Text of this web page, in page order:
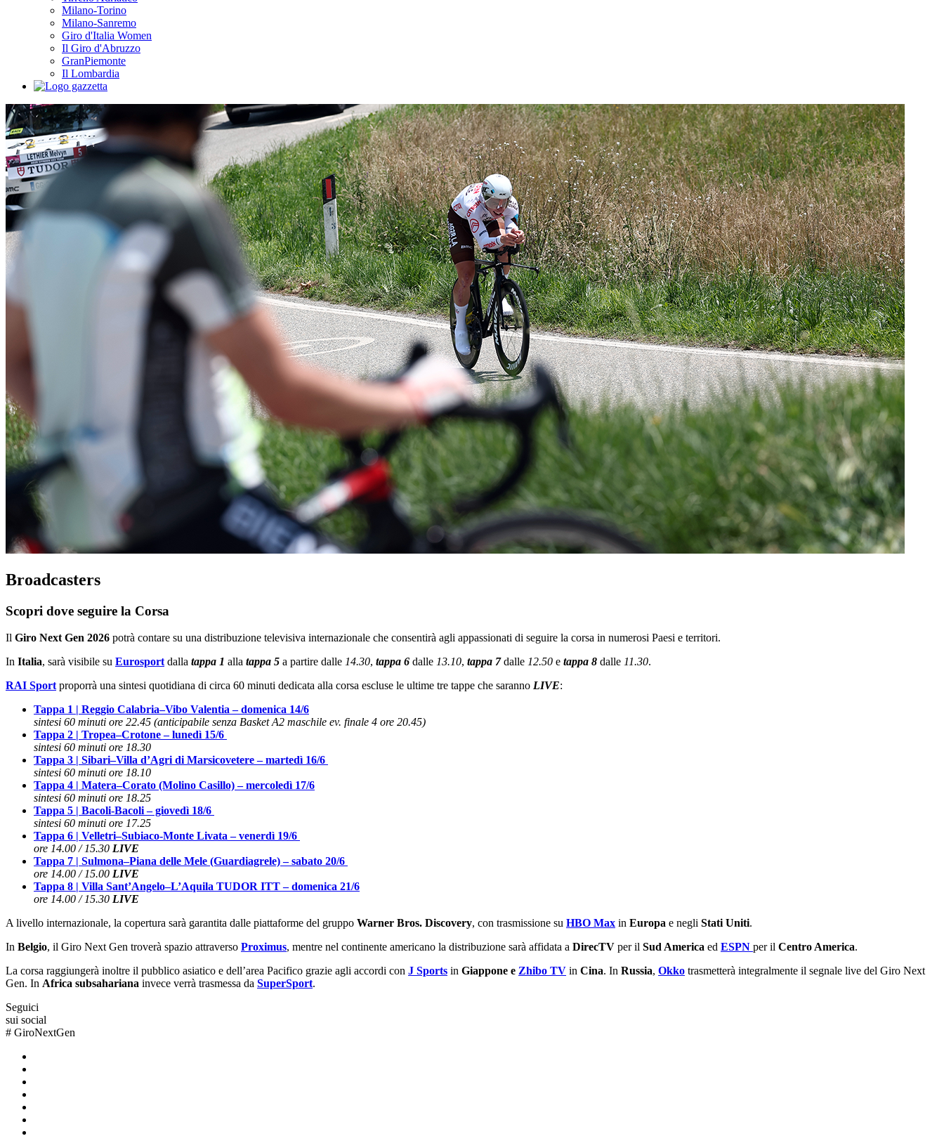
Milano-Torino
Milano-Sanremo
Giro d'Italia Women
Il Giro d'Abruzzo
GranPiemonte
Il Lombardia
Broadcasters
Scopri dove seguire la Corsa
Il Giro Next Gen 2026 potrà contare su una distribuzione televisiva internazionale che consentirà agli appassionati di seguire la corsa in numerosi Paesi e territori.
In Italia, sarà visibile su Eurosportdalla tappa 1 alla tappa 5 a partire dalle 14.30, tappa 6 dalle 13.10, tappa 7dalle 12.50 e tappa 8 dalle 11.30.
RAI Sportproporrà una sintesi quotidiana di circa 60 minuti dedicata alla corsa escluse le ultime tre tappe che saranno LIVE:
Tappa 1 | Reggio Calabria–Vibo Valentia– domenica 14/6
sintesi 60 minuti ore 22.45 (anticipabile senza Basket A2 maschile ev. finale 4 ore 20.45)
Tappa 2 | Tropea–Crotone– lunedì 15/6
sintesi 60 minuti ore 18.30
Tappa 3 | Sibari–Villa d’Agri di Marsicovetere– martedì 16/6
sintesi 60 minuti ore 18.10
Tappa 4 | Matera–Corato (Molino Casillo)– mercoledì 17/6
sintesi 60 minuti ore 18.25
Tappa 5 | Bacoli-Bacoli– giovedì 18/6
sintesi 60 minuti ore 17.25
Tappa 6 | Velletri–Subiaco-Monte Livata– venerdì 19/6
ore 14.00 / 15.30 LIVE
Tappa 7 | Sulmona–Piana delle Mele (Guardiagrele)– sabato 20/6
ore 14.00 / 15.00 LIVE
Tappa 8 | Villa Sant’Angelo–L’Aquila TUDOR ITT– domenica 21/6
ore 14.00 / 15.30 LIVE
A livello internazionale, la copertura sarà garantita dalle piattaforme del gruppo Warner Bros. Discovery, con trasmissione su HBO Max in Europa e negli Stati Uniti.
In Belgio, il Giro Next Gen troverà spazio attraverso Proximus, mentre nel continente americano la distribuzione sarà affidata a DirecTV per il Sud America ed ESPN per il Centro America.
La corsa raggiungerà inoltre il pubblico asiatico e dell’area Pacifico grazie agli accordi con J Sports in Giappone e Zhibo TV in Cina. In Russia, Okko trasmetterà integralmente il segnale live del Giro Next
Gen. In Africa subsahariana invece verrà trasmessa da SuperSport.
Seguici
sui social
# GiroNextGen